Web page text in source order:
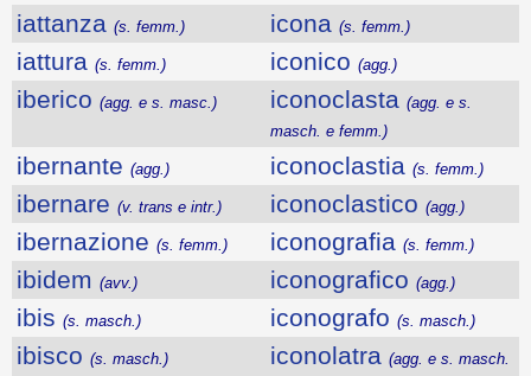
iattanza (s. femm.) icona (s. femm.)
iattura (s. femm.) iconico (agg.)
iberico (agg. e s. masc.) iconoclasta (agg. e s.
masch. e femm.)
ibernante (agg.) iconoclastia (s. femm.)
ibernare (v. trans e intr.) iconoclastico (agg.)
ibernazione (s. femm.) iconografia (s. femm.)
ibidem (avv.) iconografico (agg.)
ibis (s. masch.) iconografo (s. masch.)
ibisco (s. masch.) iconolatra (agg. e s. masch.